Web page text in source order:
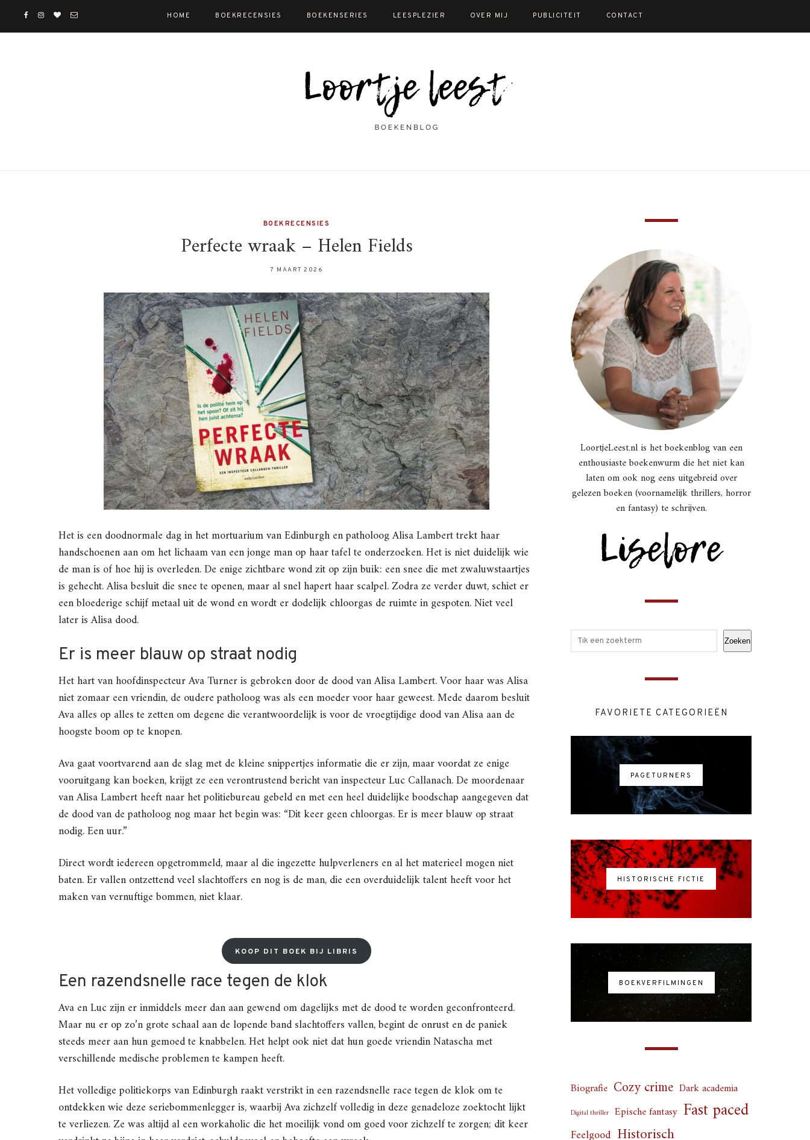
HOME BOEKRECENSIES BOEKENSERIES LEESPLEZIER OVER MIJ PUBLICITEIT CONTACT
BOEKRECENSIES
Perfecte wraak – Helen Fields
7 MAART 2026
Het is een doodnormale dag in het mortuarium van Edinburgh en patholoog Alisa Lambert trekt haar
handschoenen aan om het lichaam van een jonge man op haar tafel te onderzoeken. Het is niet duidelijk wie
de man is of hoe hij is overleden. De enige zichtbare wond zit op zijn buik: een snee die met zwaluwstaartjes
is gehecht. Alisa besluit die snee te openen, maar al snel hapert haar scalpel. Zodra ze verder duwt, schiet er
een bloederige schijf metaal uit de wond en wordt er dodelijk chloorgas de ruimte in gespoten. Niet veel
later is Alisa dood.
Er is meer blauw op straat nodig
Het hart van hoofdinspecteur Ava Turner is gebroken door de dood van Alisa Lambert. Voor haar was Alisa
niet zomaar een vriendin, de oudere patholoog was als een moeder voor haar geweest. Mede daarom besluit
Ava alles op alles te zetten om degene die verantwoordelijk is voor de vroegtijdige dood van Alisa aan de
hoogste boom op te knopen.
Ava gaat voortvarend aan de slag met de kleine snippertjes informatie die er zijn, maar voordat ze enige
vooruitgang kan boeken, krijgt ze een verontrustend bericht van inspecteur Luc Callanach. De moordenaar
van Alisa Lambert heeft naar het politiebureau gebeld en met een heel duidelijke boodschap aangegeven dat
de dood van de patholoog nog maar het begin was: “Dit keer geen chloorgas. Er is meer blauw op straat
nodig. Een uur.”
Direct wordt iedereen opgetrommeld, maar al die ingezette hulpverleners en al het materieel mogen niet
baten. Er vallen ontzettend veel slachtoffers en nog is de man, die een overduidelijk talent heeft voor het
maken van vernuftige bommen, niet klaar.
KOOP DIT BOEK BIJ LIBRIS
Een razendsnelle race tegen de klok
Ava en Luc zijn er inmiddels meer dan aan gewend om dagelijks met de dood te worden geconfronteerd.
Maar nu er op zo’n grote schaal aan de lopende band slachtoffers vallen, begint de onrust en de paniek
steeds meer aan hun gemoed te knabbelen. Het helpt ook niet dat hun goede vriendin Natascha met
verschillende medische problemen te kampen heeft.
Het volledige politiekorps van Edinburgh raakt verstrikt in een razendsnelle race tegen de klok om te
ontdekken wie deze seriebommenlegger is, waarbij Ava zichzelf volledig in deze genadeloze zoektocht lijkt
te verliezen. Ze was altijd al een workaholic die het moeilijk vond om goed voor zichzelf te zorgen; dit keer
LoortjeLeest.nl is het boekenblog van een
enthousiaste boekenwurm die het niet kan
laten om ook nog eens uitgebreid over
gelezen boeken (voornamelijk thrillers, horror
en fantasy) te schrijven.
Zoeken
FAVORIETE CATEGORIEËN
PAGETURNERS
HISTORISCHE FICTIE
BOEKVERFILMINGEN
Biografie Cozy crime Dark academia
Digital thriller Epische fantasy Fast paced
Feelgood Historisch